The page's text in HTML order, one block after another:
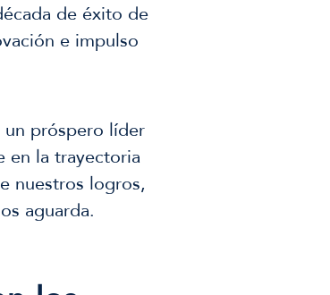
de éxito de
e impulso
un próspero líder
en la trayectoria
nuestros logros,
aguarda.